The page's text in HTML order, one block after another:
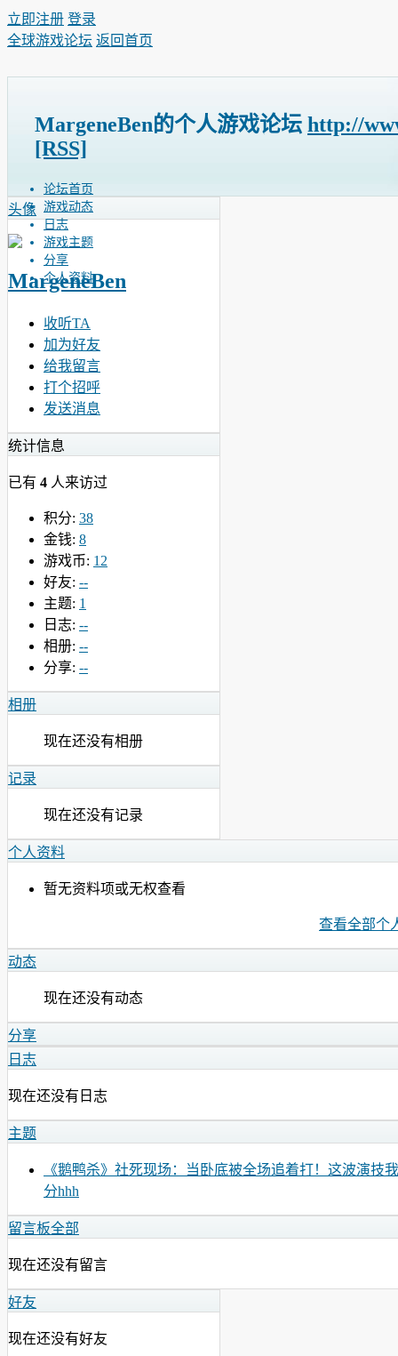
立即注册 登录
全球游戏论坛 返回首页
MargeneBen的个人游戏论坛 http://
[RSS]
论坛首页
游戏动态
日志
游戏主题
分享
个人资料
头像
MargeneBen
收听TA
加为好友
给我留言
打个招呼
发送消息
统计信息
已有 4 人来访过
积分: 38
金钱: 8
游戏币: 12
好友: --
主题: 1
日志: --
相册: --
分享: --
相册
现在还没有相册
记录
现在还没有记录
个人资料
暂无资料项或无权查看
查看全部个
动态
现在还没有动态
分享
日志
现在还没有日志
主题
《鹅鸭杀》社死现场：当卧底被全场追着打！这波演技
分hhh
留言板全部
现在还没有留言
好友
现在还没有好友